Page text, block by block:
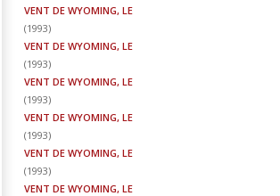
VENT DE WYOMING, LE
(1993)
VENT DE WYOMING, LE
(1993)
VENT DE WYOMING, LE
(1993)
VENT DE WYOMING, LE
(1993)
VENT DE WYOMING, LE
(1993)
VENT DE WYOMING, LE